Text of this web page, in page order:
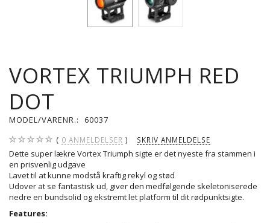
VORTEX TRIUMPH RED
DOT
MODEL/VARENR.: 60037
0 ANMELDELSER SKRIV ANMELDELSE
Dette super lækre Vortex Triumph sigte er det nyeste fra stammen i
en prisvenlig udgave
Lavet til at kunne modstå kraftig rekyl og stød
Udover at se fantastisk ud, giver den medfølgende skeletoniserede
nedre en bundsolid og ekstremt let platform til dit rødpunktsigte.
Features: